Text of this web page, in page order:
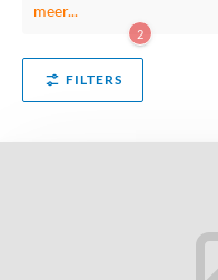
meer...
FILTERS
2